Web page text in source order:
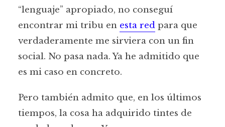
“lenguaje” apropiado, no conseguí
encontrar mi tribu en esta redpara que
verdaderamente me sirviera con un fin
social. No pasa nada. Ya he admitido que
es mi caso en concreto.
Pero también admito que, en los últimos
tiempos, la cosa ha adquirido tintes de